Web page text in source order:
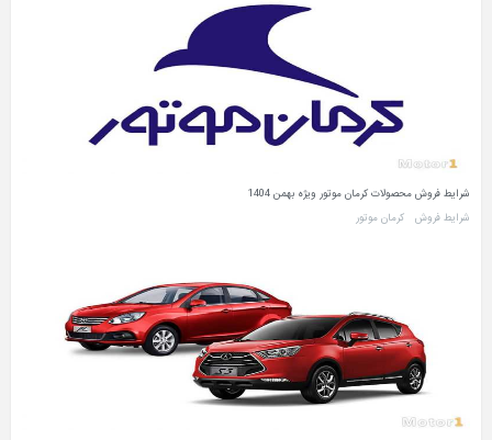
شرایط فروش محصولات کرمان موتور ویژه بهمن 1404
شرایط فروش
کرمان موتور